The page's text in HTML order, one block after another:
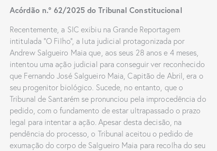
Acórdão n.º 62/2025 do Tribunal Constitucional
Recentemente, a SIC exibiu na Grande Reportagem
intitulada “O Filho”, a luta judicial protagonizada por
Andrew Salgueiro Maia que, aos seus 28 anos e 4 meses,
intentou uma ação judicial para conseguir ver reconhecido
que Fernando José Salgueiro Maia, Capitão de Abril, era o
seu progenitor biológico. Sucede, no entanto, que o
Tribunal de Santarém se pronunciou pela improcedência do
pedido, com o fundamento de estar ultrapassado o prazo
legal para intentar a ação. Apesar desta decisão, na
pendência do processo, o Tribunal aceitou o pedido de
exumação do corpo de Salgueiro Maia para recolha do seu